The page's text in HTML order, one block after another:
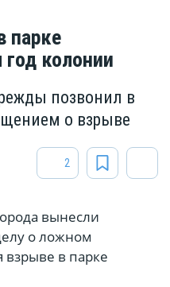
парке
год колонии
позвонил в
о взрыве
2
вынесли
о ложном
в парке